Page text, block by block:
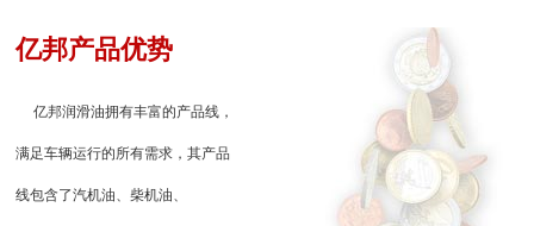
亿邦产品优势
亿邦润滑油拥有丰富的产品线，
满足车辆运行的所有需求，其产品
线包含了汽机油、柴机油、